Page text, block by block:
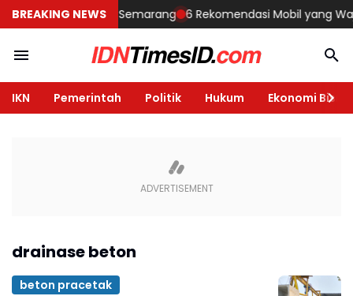
BREAKING NEWS
Rumah di Semarang 6 Rekomendasi Mobil yang
IKN Pemerintah Politik Hukum Ekonomi Bisnis
drainase beton
beton pracetak